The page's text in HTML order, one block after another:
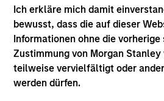
Ich erkläre mich damit
bewusst, dass die auf dieser
Informationen ohne die
Zustimmung von Morgan Stanley
teilweise vervielfältigt oder
werden dürfen.
The information on this page is
purposes only. The information
not constitute and should not be
offering of advisory services or
solicitation of an offer to buy
jurisdiction in which such offer
purchase or sale would be
securities, insurance or other